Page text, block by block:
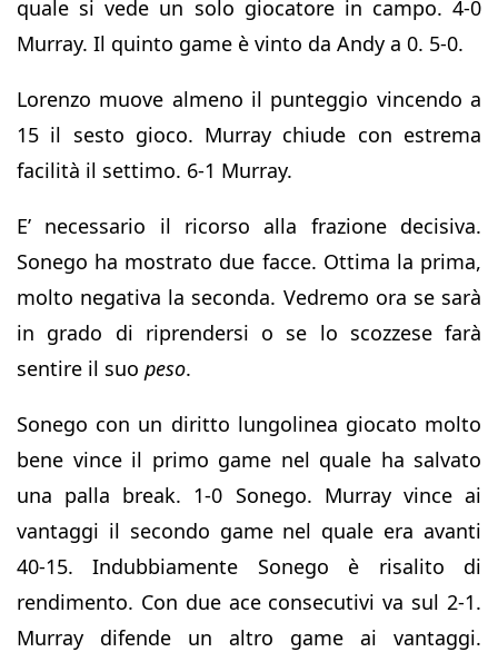
quale si vede un solo giocatore in campo. 4-0
Murray. Il quinto game è vinto da Andy a 0. 5-0.
Lorenzo muove almeno il punteggio vincendo a
15 il sesto gioco. Murray chiude con estrema
facilità il settimo. 6-1 Murray.
E’ necessario il ricorso alla frazione decisiva.
Sonego ha mostrato due facce. Ottima la prima,
molto negativa la seconda. Vedremo ora se sarà
in grado di riprendersi o se lo scozzese farà
sentire il suo peso.
Sonego con un diritto lungolinea giocato molto
bene vince il primo game nel quale ha salvato
una palla break. 1-0 Sonego. Murray vince ai
vantaggi il secondo game nel quale era avanti
40-15. Indubbiamente Sonego è risalito di
rendimento. Con due ace consecutivi va sul 2-1.
Murray difende un altro game ai vantaggi.